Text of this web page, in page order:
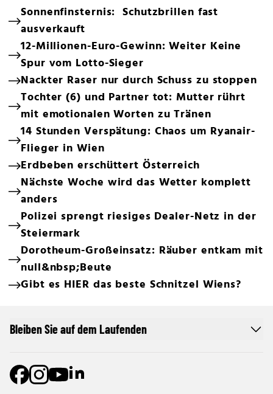
Sonnenfinsternis: Schutzbrillen fast
ausverkauft
12-Millionen-Euro-Gewinn: Weiter Keine
Spur vom Lotto-Sieger
Nackter Raser nur durch Schuss zu stoppen
Tochter (6) und Partner tot: Mutter rührt
mit emotionalen Worten zu Tränen
14 Stunden Verspätung: Chaos um Ryanair-
Flieger in Wien
Erdbeben erschüttert Österreich
Nächste Woche wird das Wetter komplett
anders
Polizei sprengt riesiges Dealer-Netz in der
Steiermark
Dorotheum-Großeinsatz: Räuber entkam mit
null&nbsp;Beute
Gibt es HIER das beste Schnitzel Wiens?
Bleiben Sie auf dem Laufenden